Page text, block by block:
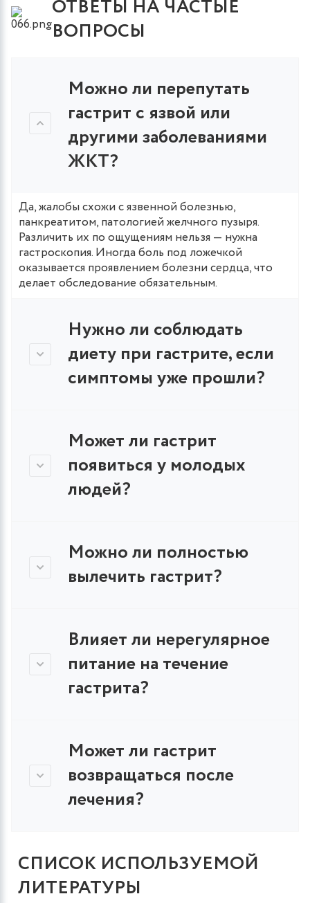
ОТВЕТЫ НА ЧАСТЫЕ
ВОПРОСЫ
Можно ли перепутать
гастрит с язвой или
другими заболеваниями
ЖКТ?
Да, жалобы схожи с язвенной болезнью,
панкреатитом, патологией желчного пузыря.
Различить их по ощущениям нельзя — нужна
гастроскопия. Иногда боль под ложечкой
оказывается проявлением болезни сердца, что
делает обследование обязательным.
Нужно ли соблюдать
диету при гастрите, если
симптомы уже прошли?
Может ли гастрит
появиться у молодых
людей?
Можно ли полностью
вылечить гастрит?
Влияет ли нерегулярное
питание на течение
гастрита?
Может ли гастрит
возвращаться после
лечения?
СПИСОК ИСПОЛЬЗУЕМОЙ
ЛИТЕРАТУРЫ